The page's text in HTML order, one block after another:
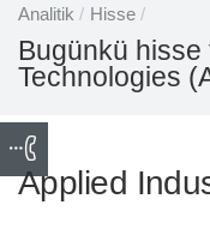
Analitik / Hisse /
Bugünkü hisse
Technologies
Applied